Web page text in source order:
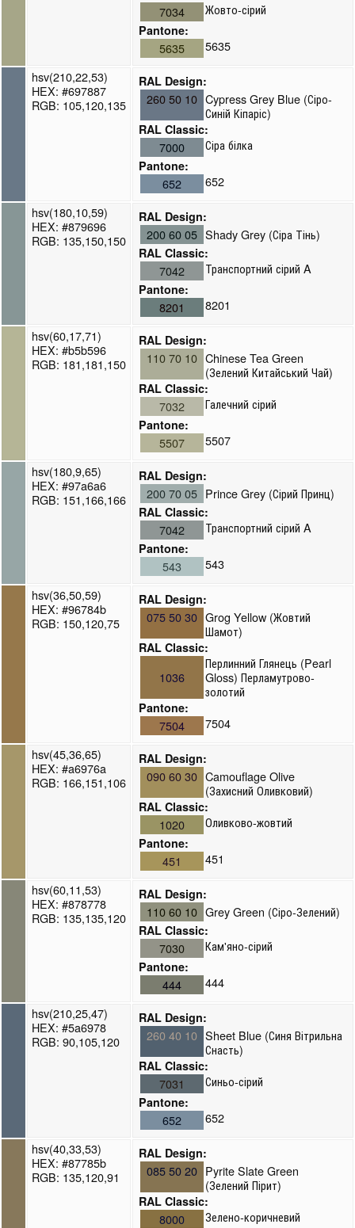
7034 Жовто-сірий
Pantone:
5635
5635
hsv(210,22,53)
HEX: #697887
RGB: 105,120,135
RAL Design:
260 50 10 Cypress Grey Blue (Сіро-
Синій Кіпаріс)
RAL Classic:
7000 Сіра білка
Pantone:
652
652
hsv(180,10,59)
HEX: #879696
RGB: 135,150,150
RAL Design:
200 60 05 Shady Grey (Сіра Тінь)
RAL Classic:
7042 Транспортний сірий A
Pantone:
8201
8201
hsv(60,17,71)
HEX: #b5b596
RGB: 181,181,150
RAL Design:
110 70 10 Chinese Tea Green
(Зелений Китайський Чай)
RAL Classic:
7032 Галечний сірий
Pantone:
5507
5507
hsv(180,9,65)
HEX: #97a6a6
RGB: 151,166,166
RAL Design:
200 70 05 Prince Grey (Сірий Принц)
RAL Classic:
7042 Транспортний сірий A
Pantone:
543
543
hsv(36,50,59)
HEX: #96784b
RGB: 150,120,75
RAL Design:
075 50 30 Grog Yellow (Жовтий
Шамот)
RAL Classic:
1036
Перлинний Глянець (Pearl
Gloss) Перламутрово-
золотий
Pantone:
7504
7504
hsv(45,36,65)
HEX: #a6976a
RGB: 166,151,106
RAL Design:
090 60 30 Camouflage Olive
(Захисний Оливковий)
RAL Classic:
1020 Оливково-жовтий
Pantone:
451
451
hsv(60,11,53)
HEX: #878778
RGB: 135,135,120
RAL Design:
110 60 10 Grey Green (Сіро-Зелений)
RAL Classic:
7030 Кам'яно-сірий
Pantone:
444
444
hsv(210,25,47)
HEX: #5a6978
RGB: 90,105,120
RAL Design:
260 40 10 Sheet Blue (Синя Вітрильна
Снасть)
RAL Classic:
7031 Синьо-сірий
Pantone:
652
652
hsv(40,33,53)
HEX: #87785b
RGB: 135,120,91
RAL Design:
085 50 20 Pyrite Slate Green
(Зелений Пірит)
RAL Classic:
8000 Зелено-коричневий